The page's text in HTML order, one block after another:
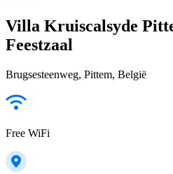
Villa Kruiscalsyde
Feestzaal
Brugsesteenweg, Pittem, België
Free WiFi